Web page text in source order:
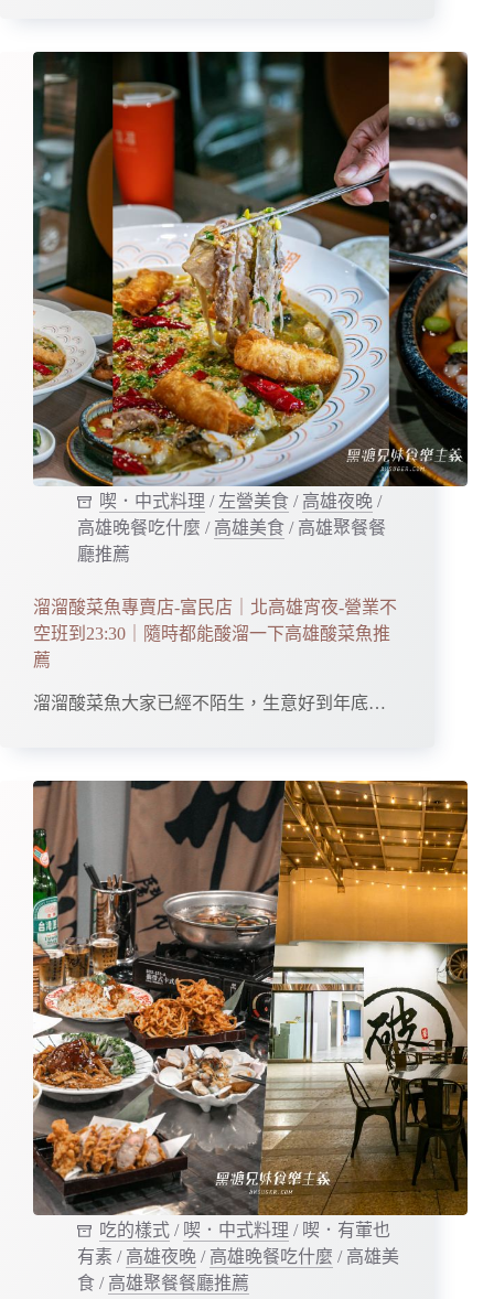
喫．中式料理 / 左營美食 / 高雄夜晚 /
高雄晚餐吃什麼 / 高雄美食 / 高雄聚餐餐
廳推薦
溜溜酸菜魚專賣店-富民店｜北高雄宵夜-營業不
空班到23:30｜隨時都能酸溜一下高雄酸菜魚推
薦
溜溜酸菜魚大家已經不陌生，生意好到年底…
吃的樣式 / 喫．中式料理 / 喫．有葷也
有素 / 高雄夜晚 / 高雄晚餐吃什麼 / 高雄美
食 / 高雄聚餐餐廳推薦